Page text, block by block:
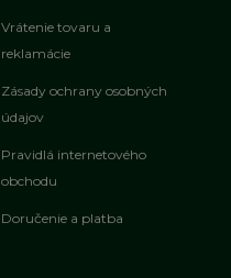
Vrátenie tovaru a
reklamácie
Zásady ochrany osobných
údajov
Pravidlá internetového
obchodu
Doručenie a platba